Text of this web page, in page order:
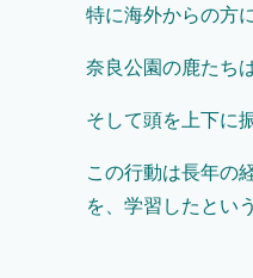
特に海外からの方
奈良公園の鹿たち
そして頭を上下に
この行動は長年の
を、学習したとい